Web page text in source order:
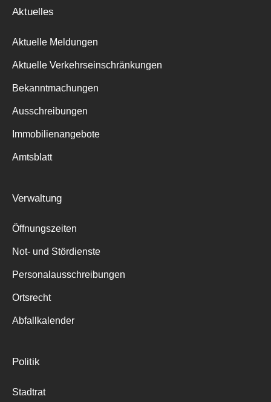
Suche
Aktuelles
Aktuelle Meldungen
Aktuelle Verkehrseinschränkungen
Bekanntmachungen
Ausschreibungen
Immobilienangebote
Amtsblatt
Verwaltung
Öffnungszeiten
Not- und Stördienste
Personalausschreibungen
Ortsrecht
Abfallkalender
Politik
Stadtrat